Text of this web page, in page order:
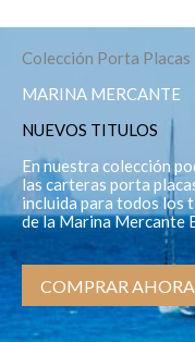
Colección Porta Placas
MARINA MERCANTE
NUEVOS TITULOS
En nuestra colección
las carteras porta
incluida para todos los
de la Marina Mercante
COMPRAR AHORA